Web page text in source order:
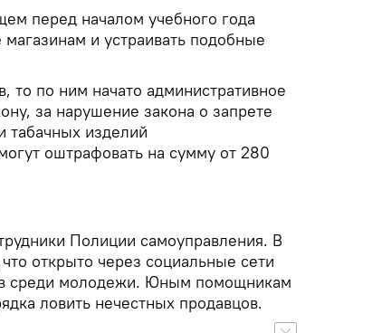
перед началом учебного года
и устраивать подобные
то по ним начато административное
за нарушение закона о запрете
табачных изделий
оштрафовать на сумму от 280
Полиции самоуправления. В
открыто через социальные сети
среди молодежи. Юным помощникам
ловить нечестных продавцов.